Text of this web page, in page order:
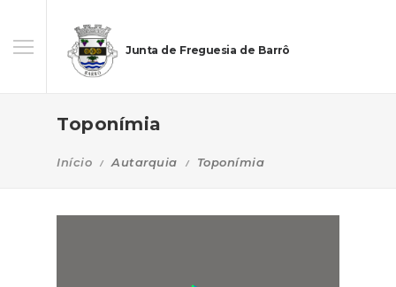
Junta de Freguesia de Barrô
Toponímia
Início Autarquia Toponímia